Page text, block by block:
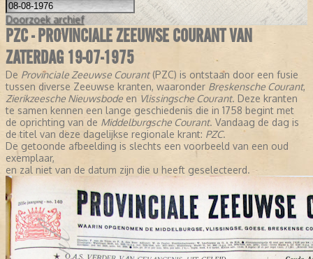
Doorzoek archief
PZC - PROVINCIALE ZEEUWSE COURANT VAN
ZATERDAG 19-07-1975
De Provinciale Zeeuwse Courant(PZC) is ontstaan door een fusie
tussen diverse Zeeuwse kranten, waaronder Breskensche Courant,
Zierikzeesche Nieuwsbode en Vlissingsche Courant. Deze kranten
te samen kennen een lange geschiedenis die in 1758 begint met
de oprichting van de Middelburgsche Courant. Vandaag de dag is
de titel van deze dagelijkse regionale krant: PZC.
De getoonde afbeelding is slechts een voorbeeld van een oud
exemplaar,
en zal niet van de datum zijn die u heeft geselecteerd.